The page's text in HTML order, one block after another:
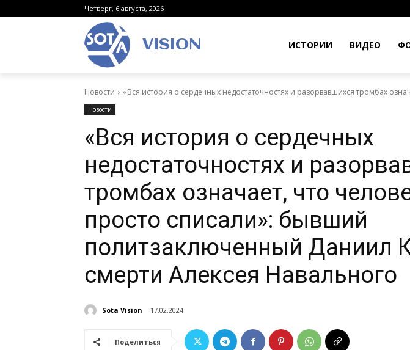
Четверг, 6 августа, 2026
VISION ИСТОРИИ ВИДЕО
Новости «Вся история о сердечных недостаточностях и разорвавшихся тромбах
Новости
«Вся история о сердечных
недостаточностях и
тромбах означает, что
просто списали»: бывший
политзаключенный Даниил
смерти Алексея Навального
Sota Vision 17.02.2024
Поделиться